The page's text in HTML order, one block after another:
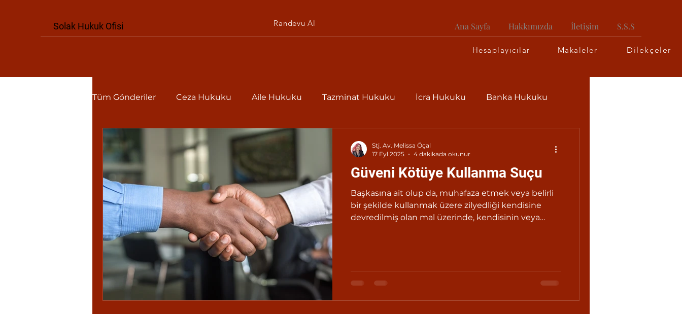
Solak Hukuk Ofisi Randevu Al Ana Sayfa Hakkımızda İletişim S.S.S
Hesaplayıcılar Makaleler Dilekçeler
Tüm Gönderiler Ceza Hukuku Aile Hukuku Tazminat Hukuku İcra Hukuku Banka Hukuku
iş hukuku Borçlar Hukuku
Güveni Kötüye Kullanma Suçu
Başkasına ait olup da, muhafaza etmek veya belirli
bir şekilde kullanmak üzere zilyedliği kendisine
devredilmiş olan mal üzerinde, kendisinin veya
Stj. Av. Melissa Öçal
17 Eyl 2025
4 dakikada okunur